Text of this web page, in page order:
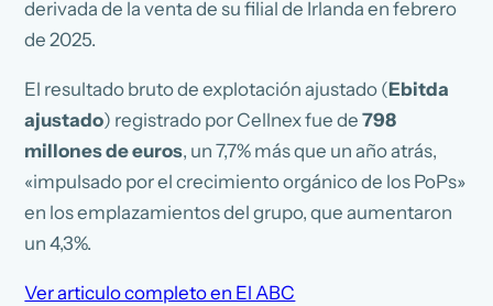
derivada de la venta de su filial de Irlanda en febrero
de 2025.
El resultado bruto de explotación ajustado (Ebitda
ajustado) registrado por Cellnex fue de798
millones de euros, un 7,7% más que un año atrás,
«impulsado por el crecimiento orgánico de los PoPs»
en los emplazamientos del grupo, que aumentaron
un 4,3%.
Ver articulo completo en El ABC